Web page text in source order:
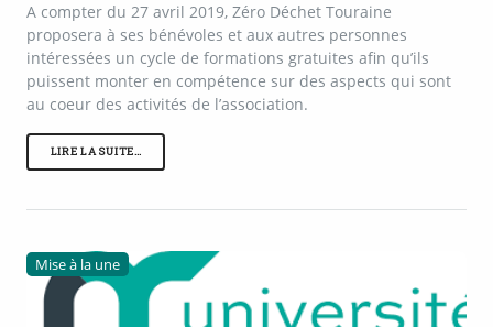
A compter du 27 avril 2019, Zéro Déchet Touraine
proposera à ses bénévoles et aux autres personnes
intéressées un cycle de formations gratuites afin qu’ils
puissent monter en compétence sur des aspects qui sont
au coeur des activités de l’association.
LIRE LA SUITE…
Mise à la une